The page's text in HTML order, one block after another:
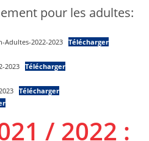
pour les adultes:
Adultes-2022-2023 Télécharger
2023 Télécharger
Télécharger
/ 2022 :